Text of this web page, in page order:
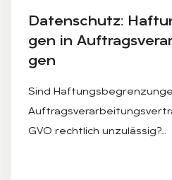
Da­ten­schutz:
gen in
gen
Sind
GVO rechtlich unzulässig?…